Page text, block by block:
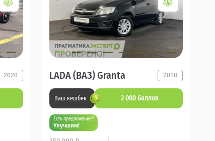
2020 LADA (ВАЗ) Granta 2018
Ваш кешбек 2 000 баллов
Есть предложение?
Улучшим!